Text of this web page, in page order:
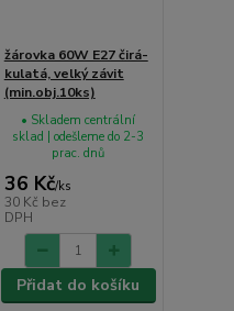
žárovka 60W E27 čirá-
kulatá, velký závit
(min.obj.10ks)
36 Kč/ks
30 Kč bez
DPH
• Skladem centrální
sklad | odešleme do 2-3
prac. dnů
Přidat do košíku